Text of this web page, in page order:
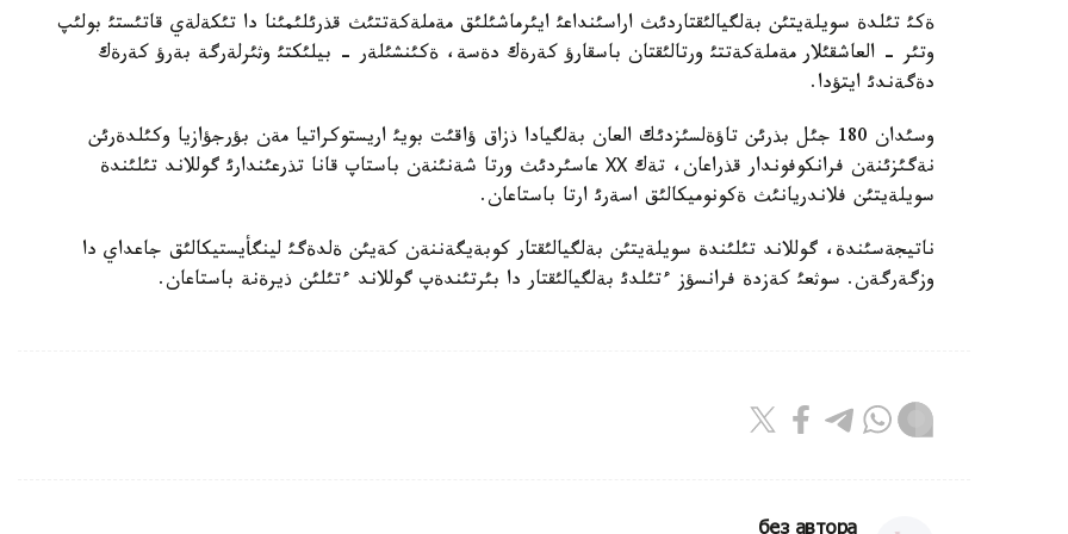
ةكئ تئلدة سويلةيتئن بةلگيالئقتاردئث اراسئنداعئ ايئرماشئلئق مةملةكةتتئث قذرئلئمئنا دا تئكةلةي قاتئستئ بولئپ
وتئر - العاشقئلار مةملةكةتتئ ورتالئقتان باسقارؤ كةرةك دةسة، ةكئنشئلةر - بيلئكتئ وثئرلةرگة بةرؤ كةرةك
دةگةندئ ايتؤدا.
وسئدان 180 جئل بذرئن تاؤةلسئزدئك العان بةلگيادا ذزاق ؤاقئت بويئ اريستوكراتيا مةن بؤرجؤازيا وكئلدةرئن
نةگئزئنةن فرانكوفوندار قذراعان، تةك ХХ عاسئردئث ورتا شةنئنةن باستاپ قانا تذرعئندارئ گوللاند تئلئندة
سويلةيتئن فلاندريانئث ةكونوميكالئق اسةرئ ارتا باستاعان.
ناتيجةسئندة، گوللاند تئلئندة سويلةيتئن بةلگيالئقتار كوبةيگةننةن كةيئن ةلدةگئ لينگأيستيكالئق جاعداي دا
وزگةرگةن. سوثعئ كةزدة فرانسؤز ءتئلدئ بةلگيالئقتار دا بئرتئندةپ گوللاند ءتئلئن ذيرةنة باستاعان.